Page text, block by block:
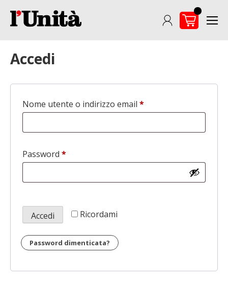
content
Accedi
Nome utente o indirizzo email *Richiesto
Password *Richiesto
Ricordami
Accedi
Password dimenticata?